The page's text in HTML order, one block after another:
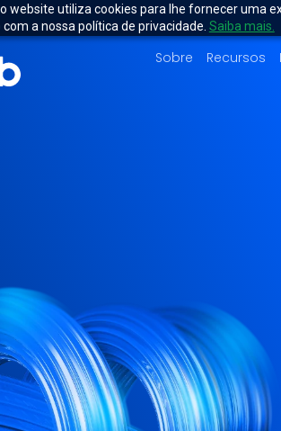
website utiliza cookies para lhe fornecer uma
a nossa política de privacidade. Saiba mais.
Sobre Recursos